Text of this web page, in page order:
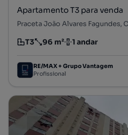
Apartamento T3 para venda
Tipologia
T3
Preço por metro quadrado
96 m²
Andar 1 andar
RE/MAX + Grupo Vantagem
Profissional